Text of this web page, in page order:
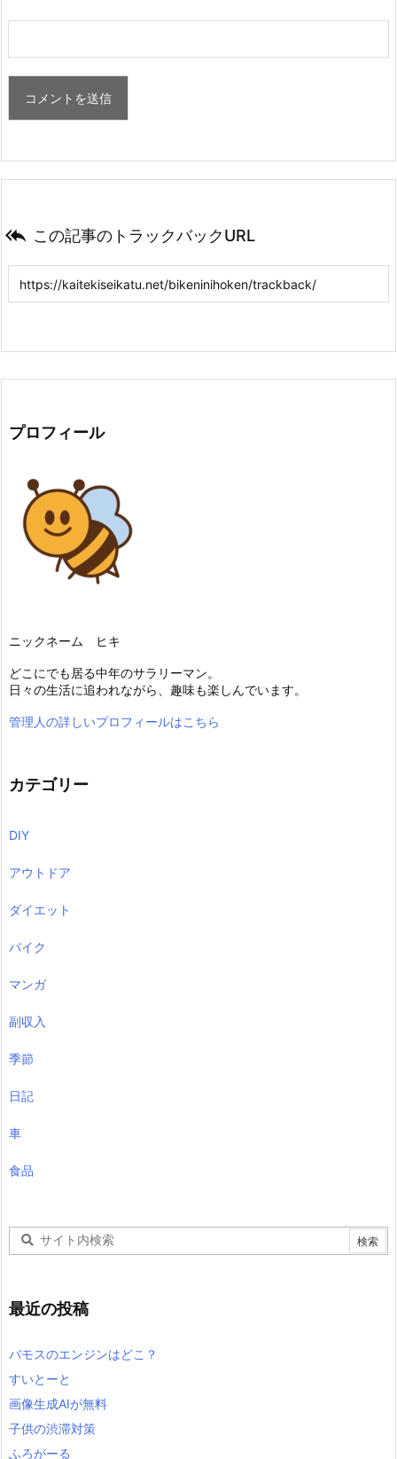
 この記事のトラックバックURL
プロフィール
ニックネーム ヒキ
どこにでも居る中年のサラリーマン。
日々の生活に追われながら、趣味も楽しんでいます。
管理人の詳しいプロフィールはこちら
カテゴリー
DIY
アウトドア
ダイエット
バイク
マンガ
副収入
季節
日記
車
食品
最近の投稿
バモスのエンジンはどこ？
すいとーと
画像生成AIが無料
子供の渋滞対策
ふろがーる